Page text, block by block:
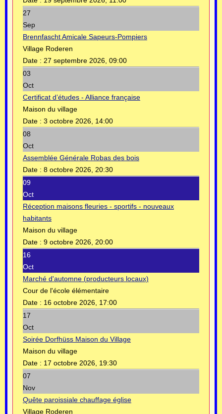
27
Sep
Brennfascht Amicale Sapeurs-Pompiers
Village Roderen
Date : 27 septembre 2026, 09:00
03
Oct
Certificat d’études - Alliance française
Maison du village
Date : 3 octobre 2026, 14:00
08
Oct
Assemblée Générale Robas des bois
Date : 8 octobre 2026, 20:30
09
Oct
Réception maisons fleuries - sportifs - nouveaux
habitants
Maison du village
Date : 9 octobre 2026, 20:00
16
Oct
Marché d'automne (producteurs locaux)
Cour de l'école élémentaire
Date : 16 octobre 2026, 17:00
17
Oct
Soirée Dorfhüss Maison du Village
Maison du village
Date : 17 octobre 2026, 19:30
07
Nov
Quête paroissiale chauffage église
Village Roderen